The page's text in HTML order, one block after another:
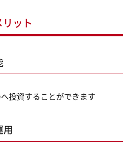
ット
投資することができます
用